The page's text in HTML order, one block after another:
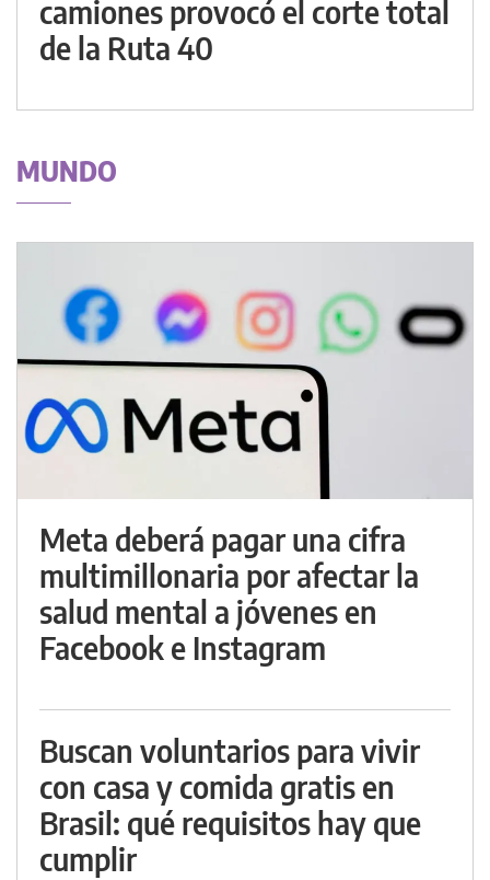
camiones provocó el corte total
de la Ruta 40
MUNDO
Meta deberá pagar una cifra
multimillonaria por afectar la
salud mental a jóvenes en
Facebook e Instagram
Buscan voluntarios para vivir
con casa y comida gratis en
Brasil: qué requisitos hay que
cumplir